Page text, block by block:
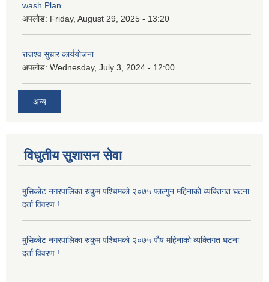
wash Plan
अपलोड: Friday, August 29, 2025 - 13:20
राजश्व सुधार कार्ययोजना
अपलोड: Wednesday, July 3, 2024 - 12:00
अन्य
विधुतीय सुशासन सेवा
मुसिकोट नगरपालिका रुकुम पश्चिमको २०७५ फाल्गुन महिनाको व्यक्तिगत घटना
दर्ता विवरण !
मुसिकोट नगरपालिका रुकुम पश्चिमको २०७५ पौष महिनाको व्यक्तिगत घटना
दर्ता विवरण !